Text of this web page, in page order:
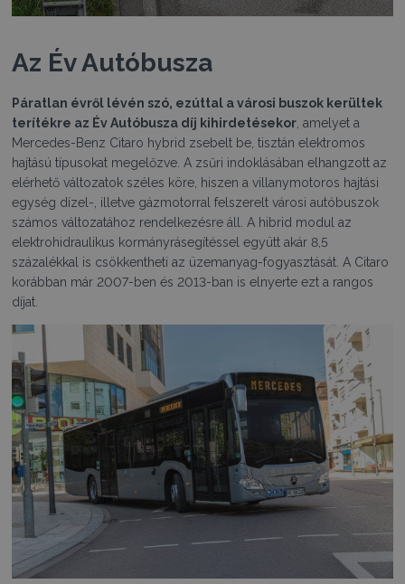
Az Év Autóbusza
Páratlan évről lévén szó, ezúttal a városi buszok kerültek
terítékre az Év Autóbusza díj kihirdetésekor , amelyet a
Mercedes-Benz Citaro hybrid zsebelt be, tisztán elektromos
hajtású típusokat megelőzve. A zsűri indoklásában elhangzott az
elérhető változatok széles köre, hiszen a villanymotoros hajtási
egység dízel-, illetve gázmotorral felszerelt városi autóbuszok
számos változatához rendelkezésre áll. A hibrid modul az
elektrohidraulikus kormányrásegítéssel együtt akár 8,5
százalékkal is csökkentheti az üzemanyag-fogyasztását. A Citaro
korábban már 2007-ben és 2013-ban is elnyerte ezt a rangos
díjat.